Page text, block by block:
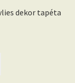
dekor tapéta